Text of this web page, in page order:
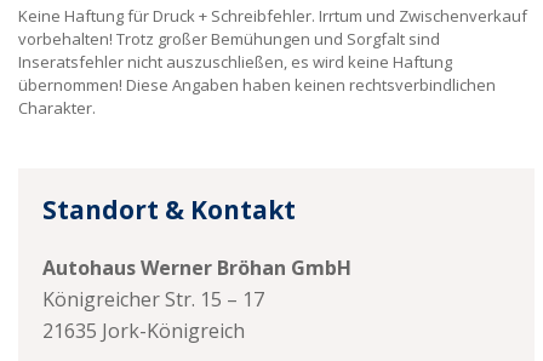
Keine Haftung für Druck + Schreibfehler. Irrtum und Zwischenverkauf
vorbehalten! Trotz großer Bemühungen und Sorgfalt sind
Inseratsfehler nicht auszuschließen, es wird keine Haftung
übernommen! Diese Angaben haben keinen rechtsverbindlichen
Charakter.
Standort & Kontakt
Autohaus Werner Bröhan GmbH
Königreicher Str. 15 – 17
21635 Jork-Königreich